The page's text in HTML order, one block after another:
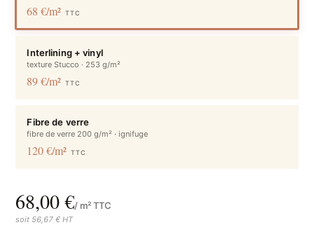
68 €/m² TTC
Interlining + vinyl
texture Stucco · 253 g/m²
89 €/m² TTC
Fibre de verre
fibre de verre 200 g/m² · ignifuge
120 €/m² TTC
68,00 €/ m² TTC
soit 56,67 € HT